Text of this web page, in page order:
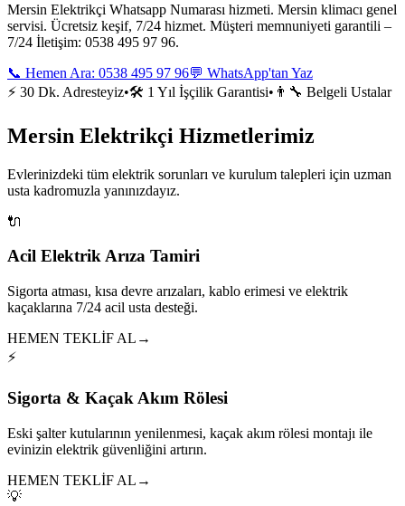
Mersin Elektrikçi Whatsapp Numarası hizmeti. Mersin klimacı genel
servisi. Ücretsiz keşif, 7/24 hizmet. Müşteri memnuniyeti garantili –
7/24 İletişim: 0538 495 97 96.
📞 Hemen Ara: 0538 495 97 96💬 WhatsApp'tan Yaz
⚡ 30 Dk. Adresteyiz•🛠️ 1 Yıl İşçilik Garantisi• 👨‍🔧 Belgeli Ustalar
Mersin Elektrikçi Hizmetlerimiz
Evlerinizdeki tüm elektrik sorunları ve kurulum talepleri için uzman
usta kadromuzla yanınızdayız.
🔌
Acil Elektrik Arıza Tamiri
Sigorta atması, kısa devre arızaları, kablo erimesi ve elektrik
kaçaklarına 7/24 acil usta desteği.
HEMEN TEKLİF AL →
⚡
Sigorta & Kaçak Akım Rölesi
Eski şalter kutularının yenilenmesi, kaçak akım rölesi montajı ile
evinizin elektrik güvenliğini artırın.
HEMEN TEKLİF AL →
💡